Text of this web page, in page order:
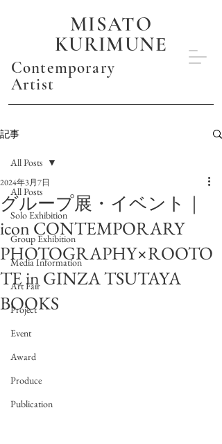
MISATO
KURIMUNE
Contemporary
Artist
記事
All Posts
Solo Exhibition
Group Exhibition
Media Information
Art Fair
Project
Event
Award
Produce
Publication
All Posts
グループ展・イベント｜
icon CONTEMPORARY
PHOTOGRAPHY×ROOTO
TE in GINZA TSUTAYA
BOOKS
2024年3月7日